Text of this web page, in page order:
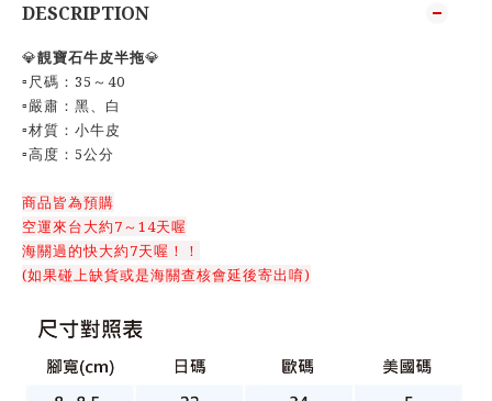
DESCRIPTION
💎靚寶石牛皮半拖💎
▫️尺碼：35～40
▫️嚴肅：黑、白
▫️材質：小牛皮
▫️高度：5公分
商品皆為預購
空運來台大約7～14天喔
海關過的快大約7天喔！！
(如果碰上缺貨或是海關查核會延後寄出唷)